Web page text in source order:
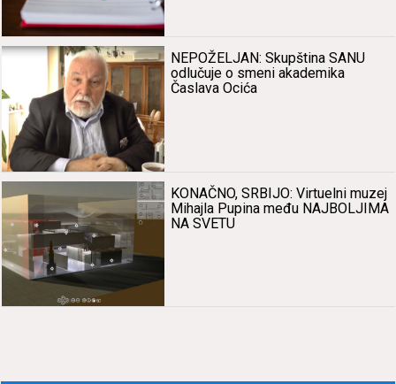
NEPOŽELJAN: Skupštinа SANU
odlučuje o smeni аkаdemikа
Čаslаvа Ocićа
KONAČNO, SRBIJO: Virtuelni muzej
Mihаjlа Pupinа među NAJBOLJIMA
NA SVETU